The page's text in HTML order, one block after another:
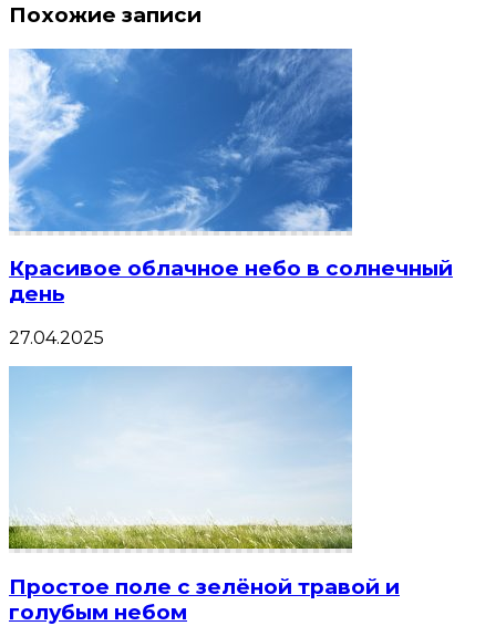
Похожие записи
Красивое облачное небо в солнечный
день
27.04.2025
Простое поле с зелёной травой и
голубым небом